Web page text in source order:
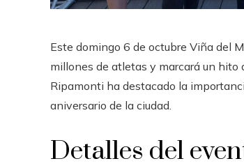
Este domingo 6 de octubre Viña del
millones de atletas y marcará un
Ripamonti ha destacado la
aniversario de la ciudad.
Detalles del